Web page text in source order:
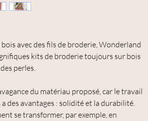
avec des fils de broderie, Wonderland
kits de broderie toujours sur bois
perles.
du matériau proposé, car le travail
des avantages : solidité et la durabilité.
se transformer, par exemple, en